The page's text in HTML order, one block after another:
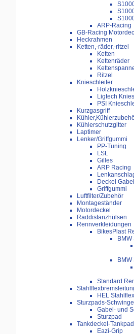
ARP-Racing
GB-Racing
Heckrahmen
Ketten,-räder,-ritzel
Ketten
Kettenräder
Ritzel
Knieschleifer
Ligtech
PSI
Kurzgasgriff
Kühlerschutzgitter
Laptimer
Lenker/Griffgummi
PP-Tuning
LSL
Gilles
ARP Racing
Deckel
Griffgummi
Luftfilter/Zubehör
Montageständer
Motordeckel
Raddistanzhülsen
Rennverkleidungen
BikesPlast
Standard
HEL
Sturzpads-
Gabel- und
Sturzpad
Tankdeckel-
Eazi-Grip